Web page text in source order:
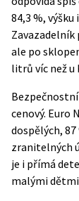
84,3 %,
Zavazadelník
ale po
litrů víc než u
cenový. Euro
dospělých,
zranitelných
je i přímá
malými